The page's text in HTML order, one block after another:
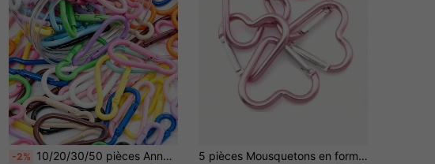
-2% 10/20/30/50 pièces Anneaux en alliage de zinc de couleur aléatoire en forme de gourde à ressort - Boucle ronde à dégagement rapide en métal durable, processus de peinture cuite, convient pour porte-clés DIY, sangle, laisse pour chien, boucle d'escalade extérieure, porte-clés, boucle multifonctionnelle pour portefeuille, facile à ouvrir et fermer, sécurisé et ferme, surface lisse, avec accessoires, couleurs riches 5 pièces Mousquetons en forme de cœur, en alliage d'aluminium pour hommes et femmes, à utiliser pour l'escalade en extérieur, les sacs à dos et les accessoires automobiles quotidiens. Cadeaux mignons gothiques Y2K pour la mère, le père, la remise des diplômes et l'enseignant